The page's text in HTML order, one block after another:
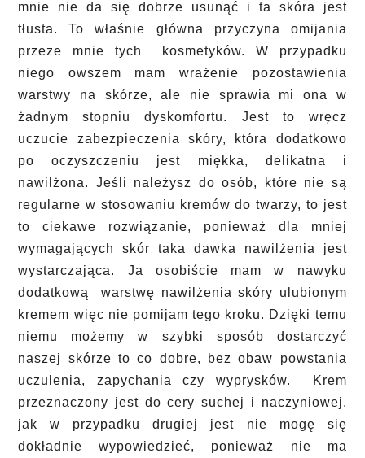
mnie nie da się dobrze usunąć i ta skóra jest
tłusta. To właśnie główna przyczyna omijania
przeze mnie tych kosmetyków. W przypadku
niego owszem mam wrażenie pozostawienia
warstwy na skórze, ale nie sprawia mi ona w
żadnym stopniu dyskomfortu. Jest to wręcz
uczucie zabezpieczenia skóry, która dodatkowo
po oczyszczeniu jest miękka, delikatna i
nawilżona. Jeśli należysz do osób, które nie są
regularne w stosowaniu kremów do twarzy, to jest
to ciekawe rozwiązanie, ponieważ dla mniej
wymagających skór taka dawka nawilżenia jest
wystarczająca. Ja osobiście mam w nawyku
dodatkową warstwę nawilżenia skóry ulubionym
kremem więc nie pomijam tego kroku. Dzięki temu
niemu możemy w szybki sposób dostarczyć
naszej skórze to co dobre, bez obaw powstania
uczulenia, zapychania czy wyprysków. Krem
przeznaczony jest do cery suchej i naczyniowej,
jak w przypadku drugiej jest nie mogę się
dokładnie wypowiedzieć, ponieważ nie ma